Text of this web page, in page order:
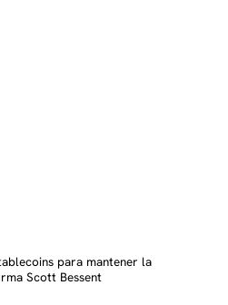
para mantener la
Scott Bessent